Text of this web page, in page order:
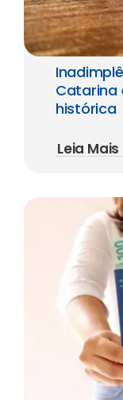
Catarina
histórica
Leia Mais